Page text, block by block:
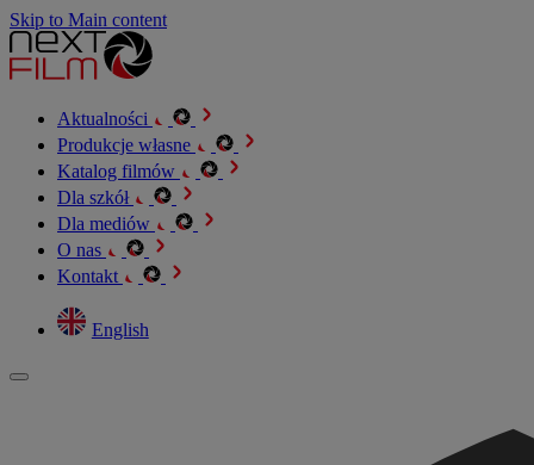
Skip to Main content
Aktualności
Produkcje własne
Katalog filmów
Dla szkół
Dla mediów
O nas
Kontakt
English